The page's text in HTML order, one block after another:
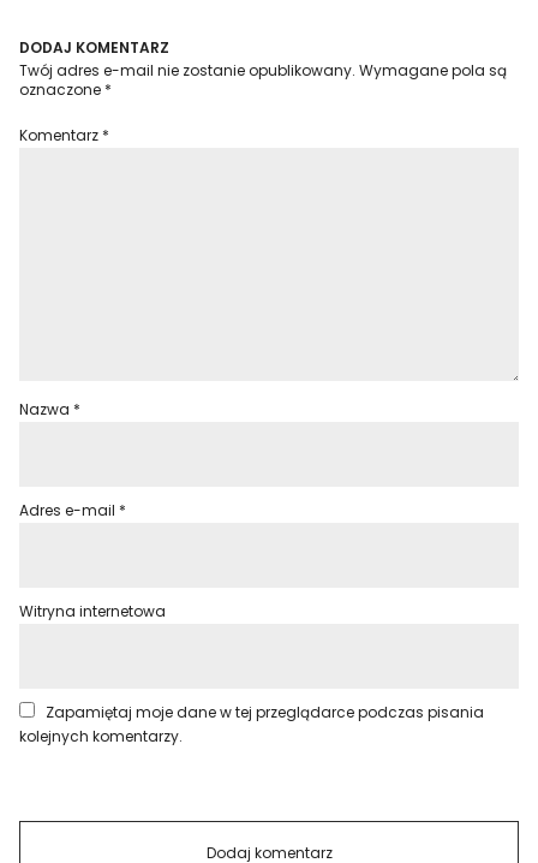
DODAJ KOMENTARZ
Twój adres e-mail nie zostanie opublikowany. Wymagane pola są
oznaczone *
Komentarz *
Nazwa *
Adres e-mail *
Witryna internetowa
Zapamiętaj moje dane w tej przeglądarce podczas pisania
kolejnych komentarzy.